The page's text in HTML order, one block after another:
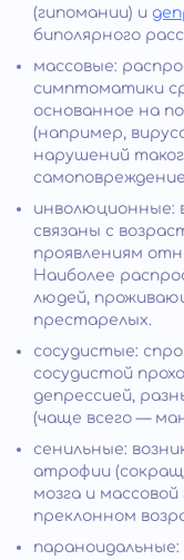
(гипомании) и
биполярного
массовые:
симптоматики
основанное на
(например,
нарушений
инволюционные:
связаны с
проявлениям
Наиболее
людей,
престарелых.
сосудистые:
сосудистой
депрессией,
(чаще всего —
сенильные:
атрофии
мозга и
преклонном